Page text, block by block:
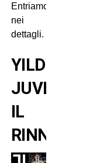
Entriamo
nei
dettagli.
YILDIZ-
JUVENTUS:
IL
RINNOVO